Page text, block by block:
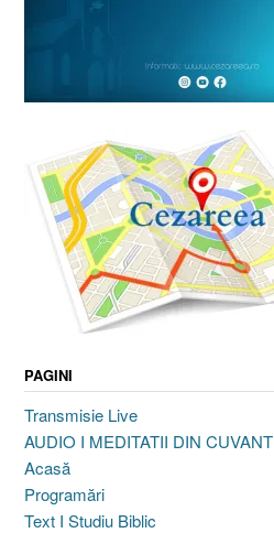
PAGINI
Transmisie Live
AUDIO I MEDITATII DIN CUVANT
Acasă
Programări
Text I Studiu Biblic